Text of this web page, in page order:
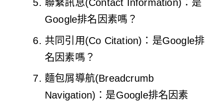
聯繫訊息(Contact Information)：是
Google排名因素嗎？
共同引用(Co Citation)：是Google排
名因素嗎？
麵包屑導航(Breadcrumb
Navigation)：是Google排名因素